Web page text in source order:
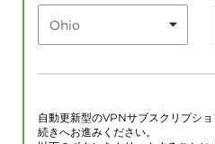
自動更新型のVPNサブスクリプシ
続きへお進みください。